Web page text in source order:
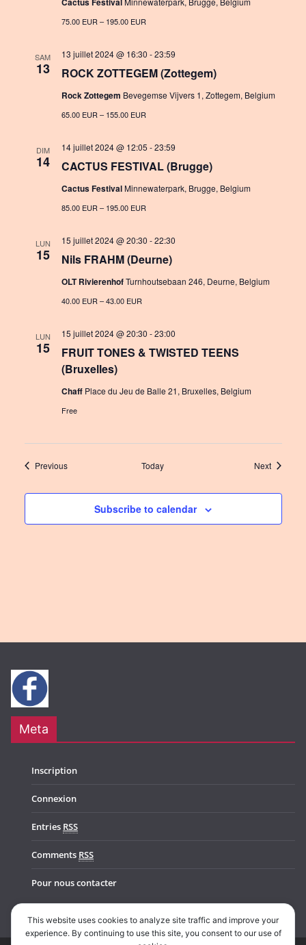
75.00 EUR – 195.00 EUR
SAM
13 ROCK ZOTTEGEM (Zottegem)
13 juillet 2024 @ 16:30 -23:59
Rock Zottegem Bevegemse Vijvers 1, Zottegem, Belgium
65.00 EUR – 155.00 EUR
DIM
14 CACTUS FESTIVAL (Brugge)
14 juillet 2024 @ 12:05 -23:59
Cactus FestivalMinnewaterpark, Brugge, Belgium
85.00 EUR – 195.00 EUR
LUN
15 Nils FRAHM (Deurne)
15 juillet 2024 @ 20:30 -22:30
OLT RivierenhofTurnhoutsebaan 246, Deurne, Belgium
40.00 EUR – 43.00 EUR
LUN
15
FRUIT TONES & TWISTED TEENS
(Bruxelles)
15 juillet 2024 @ 20:30 -23:00
Chaff Place du Jeu de Balle 21, Bruxelles, Belgium
Free
PreviousEvents Today NextEvents
Subscribe to calendar
Meta
Inscription
Connexion
Entries RSS
Comments RSS
Pour nous contacter
This website uses cookies to analyze site traffic and improve your
experience. By continuing to use this site, you consent to our use of